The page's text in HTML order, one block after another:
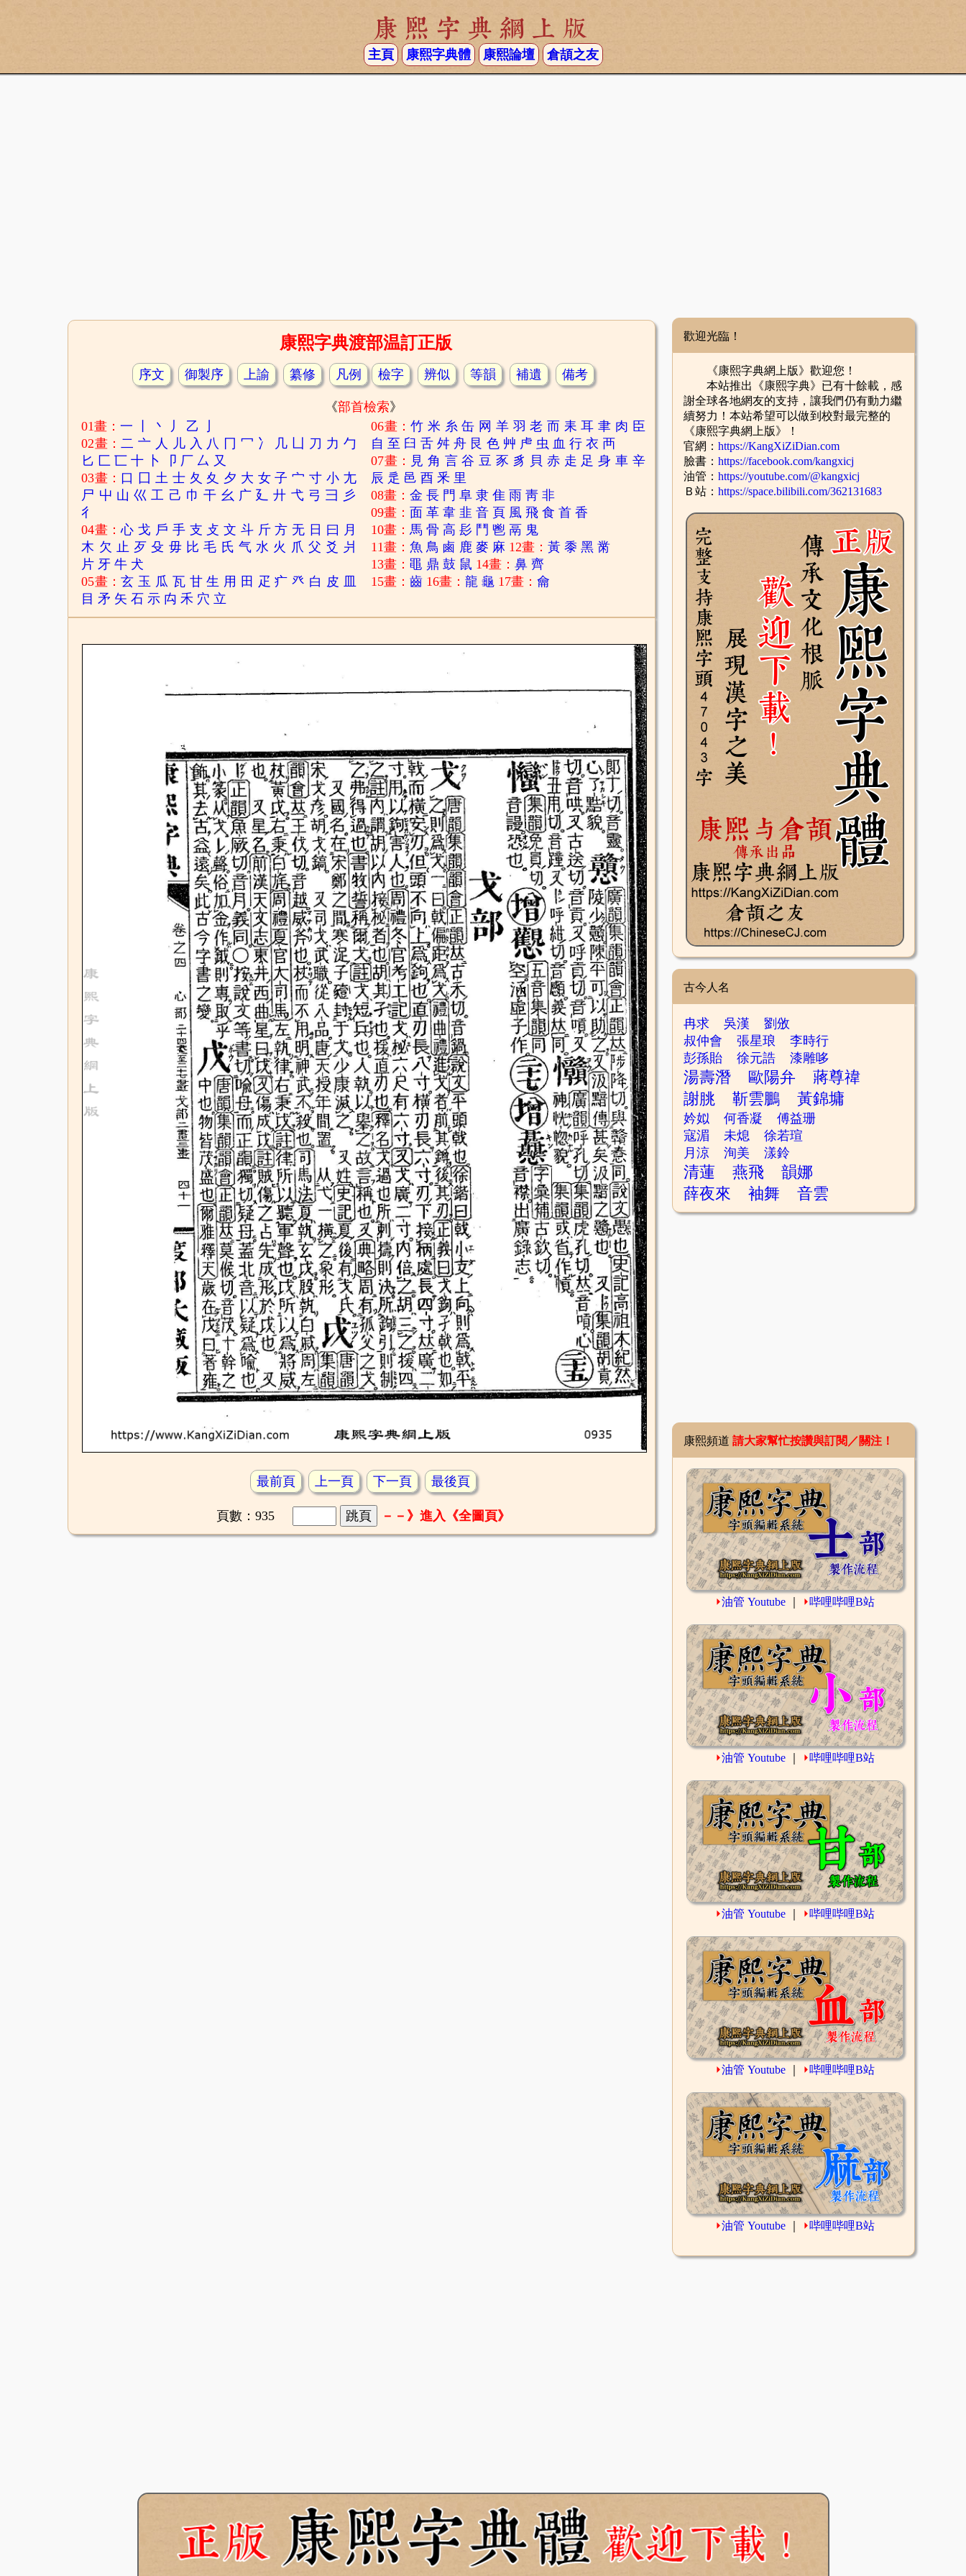
康熙字典網上版
主頁 康熙字典體 康熙論壇 倉頡之友
康熙字典渡部温訂正版
序文 御製序 上諭 纂修 凡例 檢字 辨似 等韻 補遺 備考
《部首檢索》
01畫：一 丶 丿 乙
02畫：二 亠 人 儿 入 八 冂 冖 冫 几 凵 刀 力 勹
匕 匚 匸 十 卜 卩 厂 厶 又
03畫： 口 囗 土 士 夂 夊 夕 大 女 子 宀 寸 小 尢
尸 屮 山 巛 工 己 巾 干 幺 广 廴 廾 弋 弓 彐 彡
彳
04畫：心 戈 戶 手 支 攴 文 斗 斤 方 无 日 曰 月
木 欠 止 歹 殳 毋 比 毛 氏 气 水 火 爪 父 爻 爿
片 牙 牛 犬
05畫：玄 玉 瓜 瓦 甘 生 用 田 疋 疒 癶 白 皮
目 矛 矢 石 示 禸 禾 穴 立
06畫：竹 米 糸 缶 网 羊 羽 老 而 耒 耳 聿 肉 臣
自 至 臼 舌 舛 舟 艮 色 艸 虍 虫 血 行 衣 襾
07畫： 見 角 言 谷 豆 豕 豸 貝 赤 走 足 身 車 辛
辰 辵 邑 酉 釆 里
08畫：金 長 門 阜 隶 隹 雨 靑 非
09畫： 面 革 韋 韭 音 頁 風 飛 食 首 香
10畫：馬 骨 高 髟 鬥 鬯 鬲 鬼
11畫：魚 鳥 鹵 鹿 麥 麻 12畫：黃 黍 黑 黹
13畫：黽 鼎 鼓 鼠 14畫：鼻 齊
15畫：齒 16畫：龍 龜 17畫：龠
最前頁 上一頁 下一頁 最後頁
頁數：935 －－》進入《全圖頁》
歡迎光臨！
《康熙字典網上版》歡迎您！
本站推出《康熙字典》已有十餘載，感
謝全球各地網友的支持，讓我們仍有動力繼
續努力！本站希望可以做到校對最完整的
《康熙字典網上版》！
官網： https://KangXiZiDian.com
臉書： https://facebook.com/kangxicj
油管： https://youtube.com/@kangxicj
Ｂ站： https://space.bilibili.com/362131683
古今人名
冉求 吳漢
劉攽
叔仲會
張星琅
李時行
彭孫貽
徐元誥 漆雕哆
湯壽潛 歐陽弁
蔣尊禕
謝朓
靳雲鵬 黃錦墉
妗姒 何香凝
傅益珊
寇湄
未熄
徐若瑄
月涼
洵美 漾鈴
清蓮 燕飛
韻娜
薛夜來
袖舞 音雲
康熙頻道 請大家幫忙按讚與訂閱／關注！
⏵油管 Youtube ⏵哔哩哔哩B站
⏵油管 Youtube ⏵哔哩哔哩B站
⏵油管 Youtube ⏵哔哩哔哩B站
⏵油管 Youtube ⏵哔哩哔哩B站
⏵油管 Youtube ⏵哔哩哔哩B站